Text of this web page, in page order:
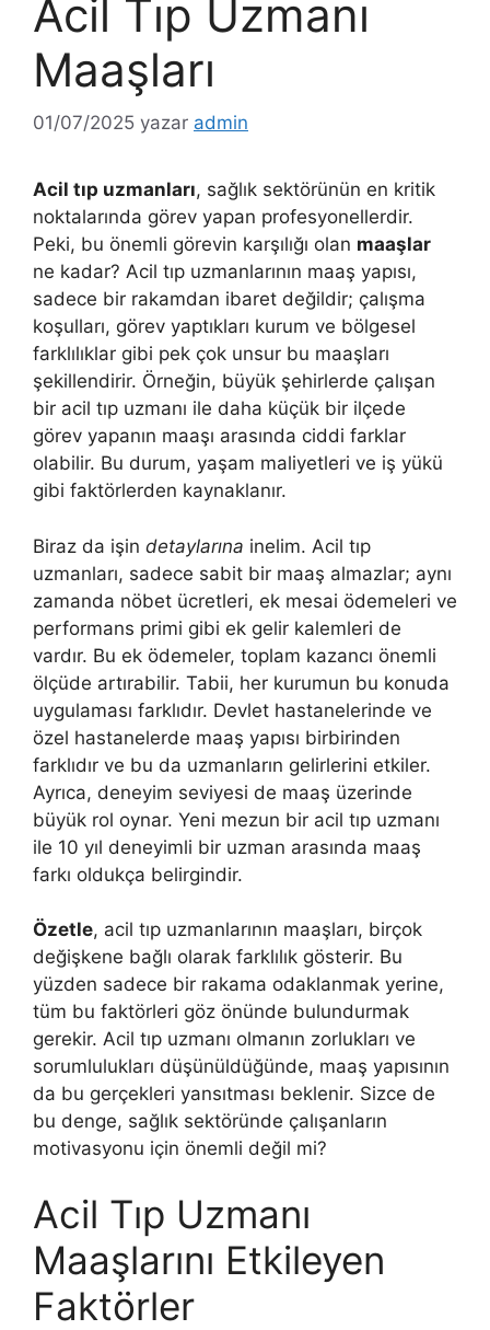
Acil Tıp Uzmanı
Maaşları
01/07/2025 yazar admin
Acil tıp uzmanları, sağlık sektörünün en kritik
noktalarında görev yapan profesyonellerdir.
Peki, bu önemli görevin karşılığı olan maaşlar
ne kadar? Acil tıp uzmanlarının maaş yapısı,
sadece bir rakamdan ibaret değildir; çalışma
koşulları, görev yaptıkları kurum ve bölgesel
farklılıklar gibi pek çok unsur bu maaşları
şekillendirir. Örneğin, büyük şehirlerde çalışan
bir acil tıp uzmanı ile daha küçük bir ilçede
görev yapanın maaşı arasında ciddi farklar
olabilir. Bu durum, yaşam maliyetleri ve iş yükü
gibi faktörlerden kaynaklanır.
Biraz da işin detaylarına inelim. Acil tıp
uzmanları, sadece sabit bir maaş almazlar; aynı
zamanda nöbet ücretleri, ek mesai ödemeleri ve
performans primi gibi ek gelir kalemleri de
vardır. Bu ek ödemeler, toplam kazancı önemli
ölçüde artırabilir. Tabii, her kurumun bu konuda
uygulaması farklıdır. Devlet hastanelerinde ve
özel hastanelerde maaş yapısı birbirinden
farklıdır ve bu da uzmanların gelirlerini etkiler.
Ayrıca, deneyim seviyesi de maaş üzerinde
büyük rol oynar. Yeni mezun bir acil tıp uzmanı
ile 10 yıl deneyimli bir uzman arasında maaş
farkı oldukça belirgindir.
Özetle, acil tıp uzmanlarının maaşları, birçok
değişkene bağlı olarak farklılık gösterir. Bu
yüzden sadece bir rakama odaklanmak yerine,
tüm bu faktörleri göz önünde bulundurmak
gerekir. Acil tıp uzmanı olmanın zorlukları ve
sorumlulukları düşünüldüğünde, maaş yapısının
da bu gerçekleri yansıtması beklenir. Sizce de
bu denge, sağlık sektöründe çalışanların
motivasyonu için önemli değil mi?
Acil Tıp Uzmanı
Maaşlarını Etkileyen
Faktörler